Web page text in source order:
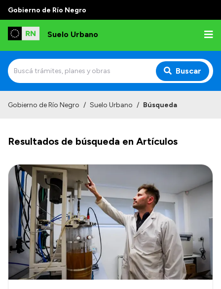
Gobierno de Río Negro
Suelo Urbano
Buscar
Gobierno de Río Negro / Suelo Urbano / Búsqueda
Resultados de búsqueda en Artículos